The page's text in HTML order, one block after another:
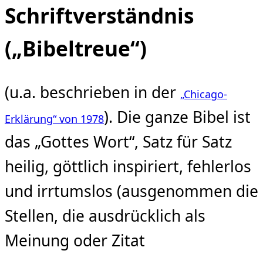
Schriftverständnis
(„Bibeltreue“)
(u.a. beschrieben in der „Chicago-
Erklärung“ von 1978). Die ganze Bibel ist
das „Gottes Wort“, Satz für Satz
heilig, göttlich inspiriert, fehlerlos
und irrtumslos (ausgenommen die
Stellen, die ausdrücklich als
Meinung oder Zitat